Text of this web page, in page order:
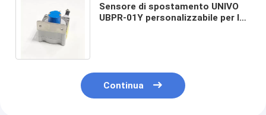
Sensore di spostamento UNIVO
UBPR-01Y personalizzabile per la
Continua